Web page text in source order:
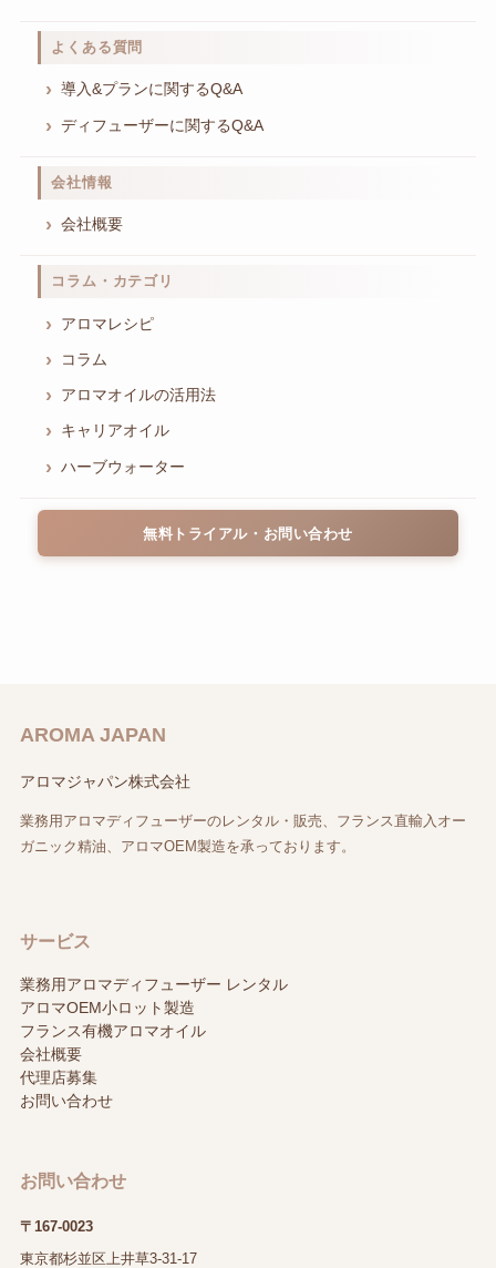
よくある質問
導入&プランに関するQ&A
ディフューザーに関するQ&A
会社情報
会社概要
コラム・カテゴリ
アロマレシピ
コラム
アロマオイルの活用法
キャリアオイル
ハーブウォーター
無料トライアル・お問い合わせ
AROMA JAPAN
アロマジャパン株式会社
業務用アロマディフューザーのレンタル・販売、フランス直輸入オー
ガニック精油、アロマOEM製造を承っております。
サービス
業務用アロマディフューザー レンタル
アロマOEM小ロット製造
フランス有機アロマオイル
会社概要
代理店募集
お問い合わせ
お問い合わせ
〒167-0023
東京都杉並区上井草3-31-17